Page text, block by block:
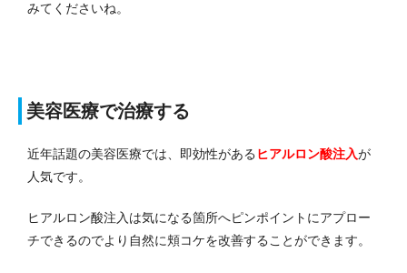
みてくださいね。
美容医療で治療する
近年話題の美容医療では、即効性がある ヒアルロン酸注入が
人気です。
ヒアルロン酸注入は気になる箇所へピンポイントにアプロー
チできるのでより自然に頬コケを改善することができます。